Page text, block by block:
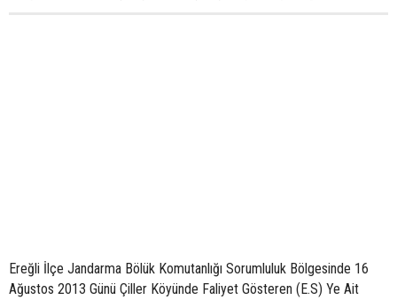
Ereğli İlçe Jandarma Bölük Komutanlığı Sorumluluk Bölgesinde 16
Ağustos 2013 Günü Çiller Köyünde Faliyet Gösteren (E.S) Ye Ait